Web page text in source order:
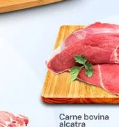
Ivo Stecker
há maior
e as unidades